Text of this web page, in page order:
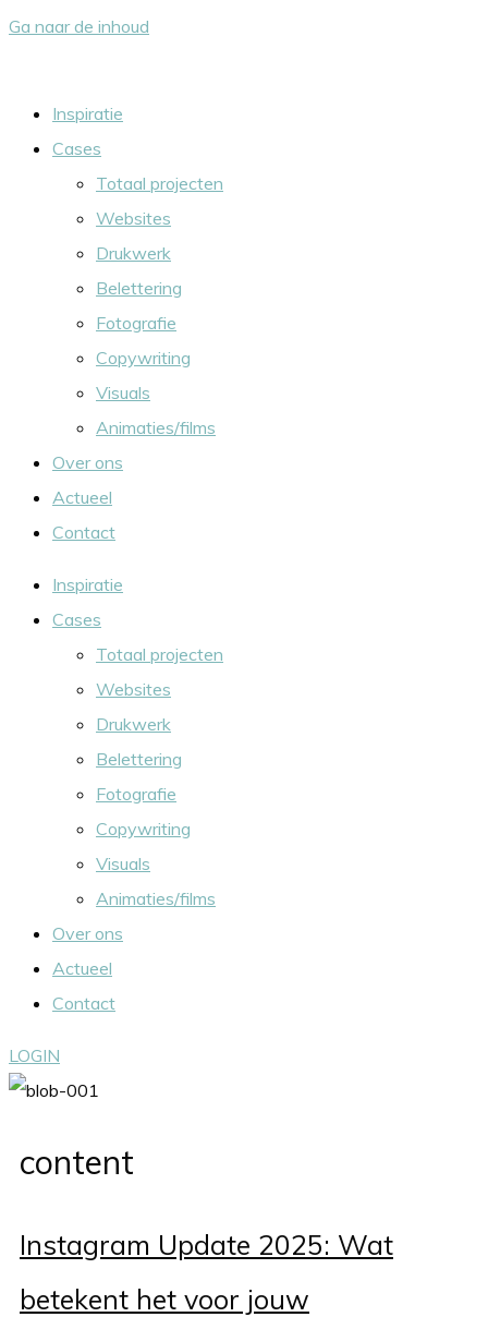
Ga naar de inhoud
Inspiratie
Cases
Totaal projecten
Websites
Drukwerk
Belettering
Fotografie
Copywriting
Visuals
Animaties/films
Over ons
Actueel
Contact
Inspiratie
Cases
Totaal projecten
Websites
Drukwerk
Belettering
Fotografie
Copywriting
Visuals
Animaties/films
Over ons
Actueel
Contact
LOGIN
content
Instagram Update 2025: Wat
betekent het voor jouw